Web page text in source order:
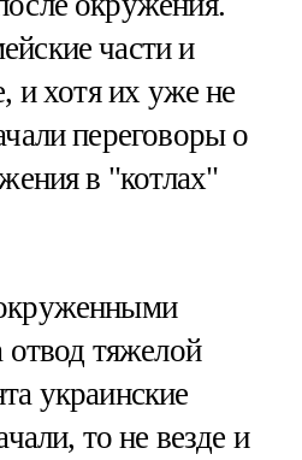
части и
и хотя их уже не
переговоры о
в "котлах"
отвод тяжелой
украинские
то не везде и